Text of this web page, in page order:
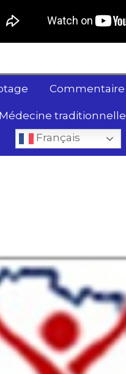
Commentaire
Médecine traditionnelle
Français